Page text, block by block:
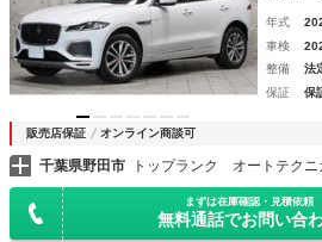
年式
車検
整備
法
保証
保
販売店保証 オンライン商談可
千葉県野田市 トップランク オートテクニ
まずは在庫確認・見積依頼
無料通話でお問い合